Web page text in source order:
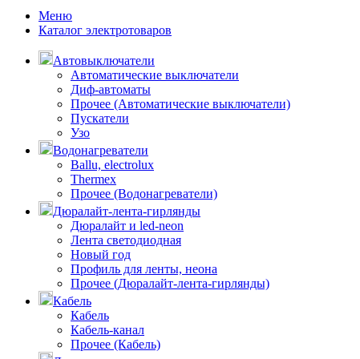
Меню
Каталог электротоваров
Автовыключатели
Автоматические выключатели
Диф-автоматы
Прочее (Автоматические выключатели)
Пускатели
Узо
Водонагреватели
Ballu, electrolux
Thermex
Прочее (Водонагреватели)
Дюралайт-лента-гирлянды
Дюралайт и led-neon
Лента светодиодная
Новый год
Профиль для ленты, неона
Прочее (Дюралайт-лента-гирлянды)
Кабель
Кабель
Кабель-канал
Прочее (Кабель)